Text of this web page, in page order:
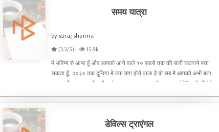
समय यात्रा
by suraj sharma
(3.3/5)
15.9k
मै भविष्य से आया हूँ और आपको आने वाले १० सालो तक की सारी घटनाये बता
सकता हूँ, २०३० तक दुनिया में क्या क्या होने वाला है वो सब मै आपको अभी बता
सकता हूँ ...... अगर मै कहूँगा तो क्या आप मुझ पर यकीन कर पाओगे? नहीं, हँसोगे
डेविल्स ट्राएंगल